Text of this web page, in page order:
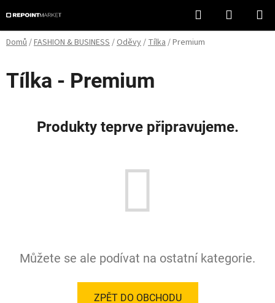
na
obsah
Hledat
KOŠÍK
Domů/FASHION & BUSINESS/Oděvy/Tílka/Premium
Tílka - Premium
Produkty teprve připravujeme.
Můžete se ale podívat na ostatní kategorie.
ZPĚT DO OBCHODU